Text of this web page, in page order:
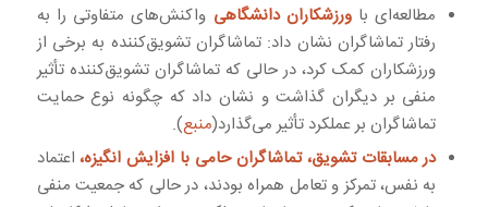
مطالعه‌ای باورزشکاران دانشگاهی واکنش‌های متفاوتی را به
رفتار تماشاگران نشان داد: تماشاگران تشویق‌کننده به برخی از
ورزشکاران کمک کرد، در حالی که تماشاگران تشویق‌کننده تأثیر
منفی بر دیگران گذاشت و نشان داد که چگونه نوع حمایت
تماشاگران بر عملکرد تأثیر می‌گذارد(منبع).
در مسابقات تشویق، تماشاگران حامی با افزایش انگیزه،اعتماد
به نفس، تمرکز و تعامل همراه بودند، در حالی که جمعیت منفی